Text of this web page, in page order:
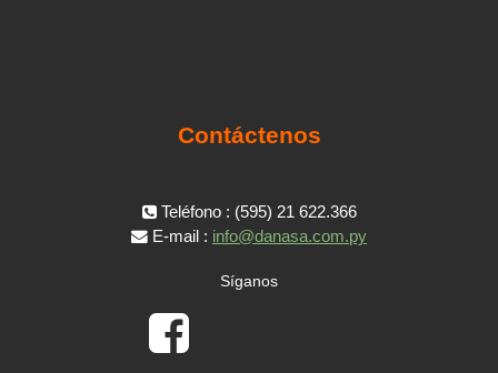
Contáctenos
Teléfono : (595) 21 622.366
E-mail : info@danasa.com.py
Síganos